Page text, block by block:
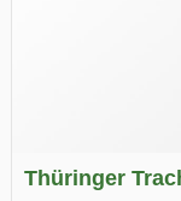
Thüringer